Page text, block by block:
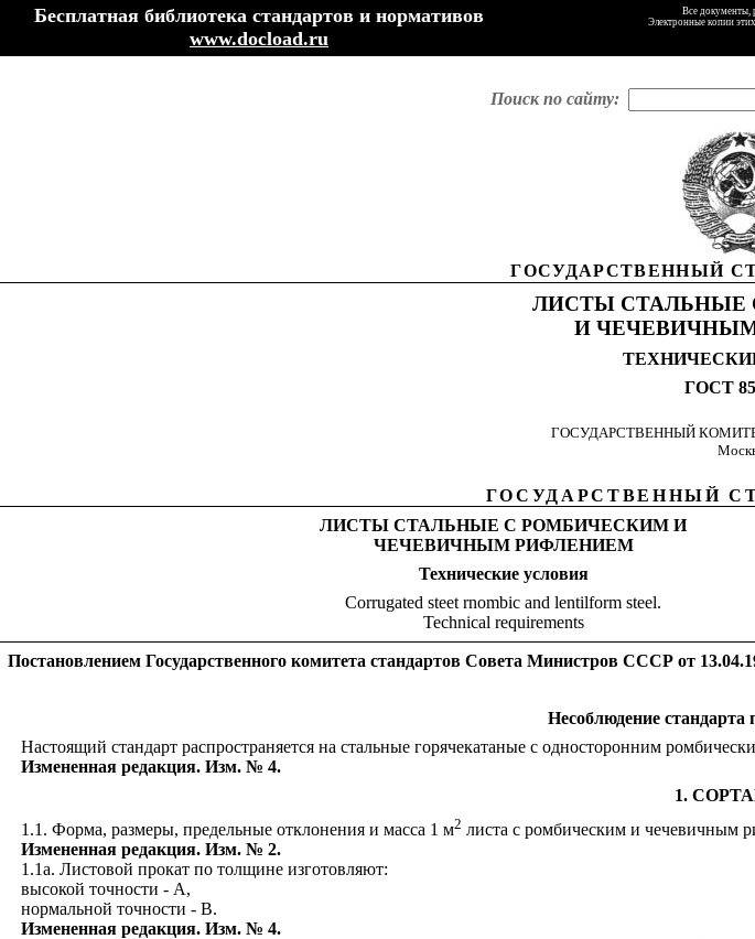
Бесплатная библиотека стандартов и нормативов
www.docload.ru
Все документы,
Электронные копии
Поиск по сайту:
ГОСУДАРСТВЕННЫЙ
ЛИСТЫ СТАЛЬНЫЕ
И
ГОСТ
ГОСУДАРСТВЕННЫЙ
ГОСУДАРСТВЕННЫЙ
ЛИСТЫ СТАЛЬНЫЕ С РОМБИЧЕСКИМ И
ЧЕЧЕВИЧНЫМ РИФЛЕНИЕМ
Технические условия
Corrugated steet rnombic and lentilform steel.
Technical requirements
Постановлением Государственного комитета стандартов Совета Министров СССР от
Несоблюдение стандарта
Настоящий стандарт распространяется на стальные горячекатаныес односторонним
Измененная редакция. Изм. № 4.
1.
1.1. Форма, размеры, предельные отклонения и масса 1 м2 листа с ромбическим и чечевичным
Измененная редакция. Изм. № 2.
1.1а. Листовой прокат по толщине изготовляют:
высокой точности - А,
нормальной точности - В.
Измененная редакция. Изм. № 4.